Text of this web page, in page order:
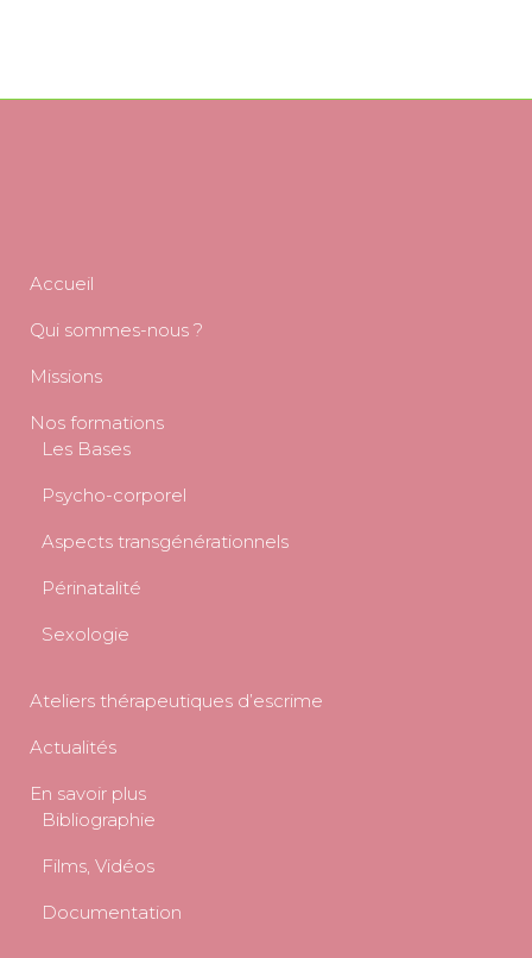
Accueil
Qui sommes-nous ?
Missions
Nos formations
Les Bases
Psycho-corporel
Aspects transgénérationnels
Périnatalité
Sexologie
Ateliers thérapeutiques d’escrime
Actualités
En savoir plus
Bibliographie
Films, Vidéos
Documentation